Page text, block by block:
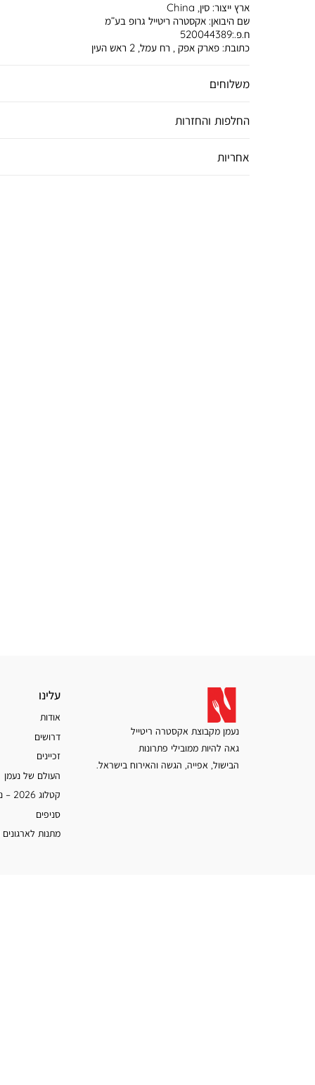
משלוחים
החלפות והחזרות
אחריות
ארץ ייצור:סין, China
שם היבואן:אקסטרה ריטייל גרופ בע”מ
ח.פ.:520044389
כתובת:פארק אפק , רח עמל, 2 ראש העין
נעמן מקבוצת אקסטרה ריטייל
גאה להיות ממובילי פתרונות
הבישול, אפייה, הגשה והאירוח בישראל.
עלינו
עלינו
אודות
דרושים
זכיינים
העולם של נעמן
קטלוג 2026 – נעמן
סניפים
מתנות לארגונים